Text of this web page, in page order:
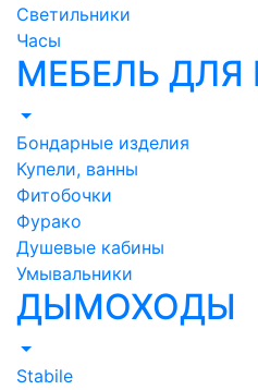
Светильники
Часы
МЕБЕЛЬ ДЛЯ
Бондарные изделия
Купели, ванны
Фитобочки
Фурако
Душевые кабины
Умывальники
ДЫМОХОДЫ
Stabile